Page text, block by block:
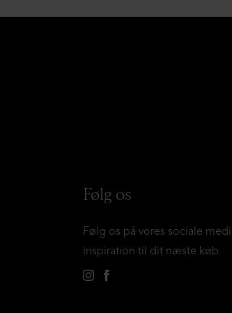
Følg os
Følg os på vores sociale
inspiration til dit næste køb